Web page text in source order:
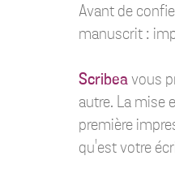
Avant de
manuscrit :
Scribea vous
autre. La mise
première
qu'est votre